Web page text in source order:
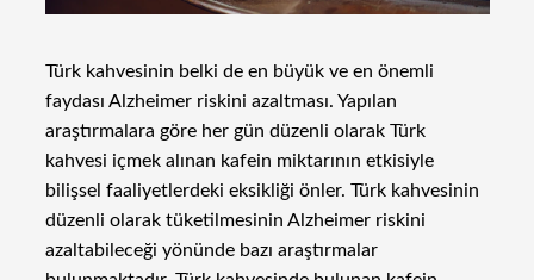
Türk kahvesinin belki de en büyük ve en önemli
faydası Alzheimer riskini azaltması. Yapılan
araştırmalara göre her gün düzenli olarak Türk
kahvesi içmek alınan kafein miktarının etkisiyle
bilişsel faaliyetlerdeki eksikliği önler. Türk kahvesinin
düzenli olarak tüketilmesinin Alzheimer riskini
azaltabileceği yönünde bazı araştırmalar